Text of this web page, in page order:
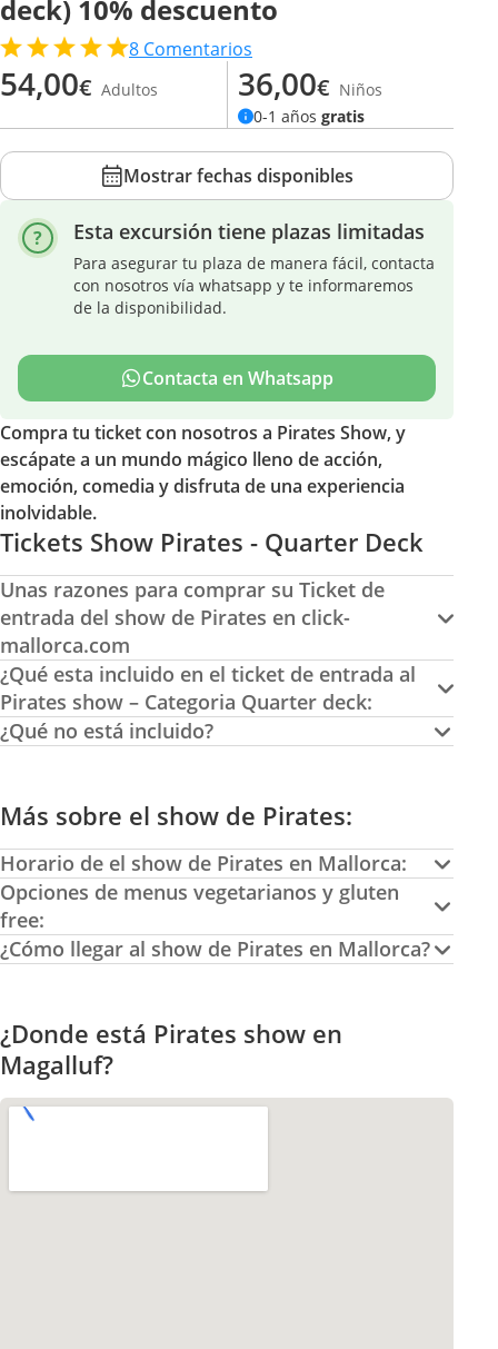
deck) 10% descuento
8 Comentarios
54,00€ Adultos 36,00€ Niños
0-1 años gratis
Mostrar fechas disponibles
Esta excursión tiene plazas limitadas
Para asegurar tu plaza de manera fácil, contacta
con nosotros vía whatsapp y te informaremos
de la disponibilidad.
Contacta en Whatsapp
Compra tu ticket con nosotros a Pirates Show, y
escápate a un mundo mágico lleno de acción,
emoción, comedia y disfruta de una experiencia
inolvidable.
Tickets Show Pirates - Quarter Deck
Unas razones para comprar su Ticket de
entrada del show de Pirates en click-
mallorca.com
¿Qué esta incluido en el ticket de entrada al
Pirates show – Categoria Quarter deck:
¿Qué no está incluido?
Más sobre el show de Pirates:
Horario de el show de Pirates en Mallorca:
Opciones de menus vegetarianos y gluten
free:
¿Cómo llegar al show de Pirates en Mallorca?
¿Donde está Pirates show en
Magalluf?